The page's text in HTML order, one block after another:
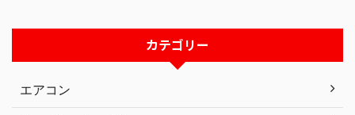
カテゴリー
エアコン